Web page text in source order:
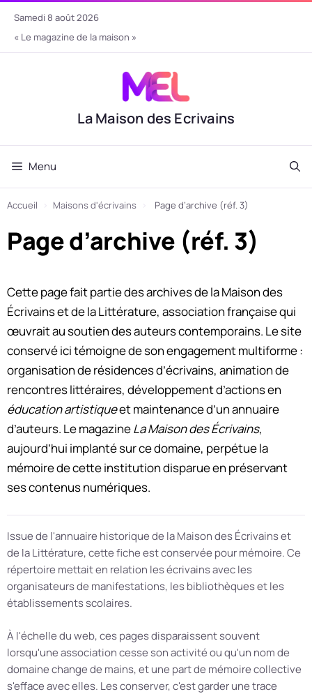
samedi 8 août 2026
« Le magazine de la maison »
La Maison des Ecrivains
Menu
Accueil Maisons d'écrivains Page d’archive (réf. 3)
Page d’archive (réf. 3)
Cette page fait partie des archives de la Maison des
Écrivains et de la Littérature, association française qui
œuvrait au soutien des auteurs contemporains. Le site
conservé ici témoigne de son engagement multiforme :
organisation de résidences d’écrivains, animation de
rencontres littéraires, développement d’actions en
éducation artistiqueet maintenance d’un annuaire
d’auteurs. Le magazineLa Maison des Écrivains,
aujourd’hui implanté sur ce domaine, perpétue la
mémoire de cette institution disparue en préservant
ses contenus numériques.
Issue de l'annuaire historique de la Maison des Écrivains et
de la Littérature, cette fiche est conservée pour mémoire. Ce
répertoire mettait en relation les écrivains avec les
organisateurs de manifestations, les bibliothèques et les
établissements scolaires.
À l'échelle du web, ces pages disparaissent souvent
lorsqu'une association cesse son activité ou qu'un nom de
domaine change de mains, et une part de mémoire collective
s'efface avec elles. Les conserver, c'est garder une trace